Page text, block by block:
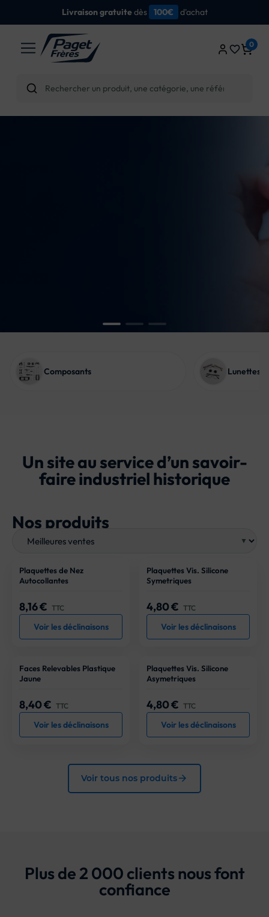
Livraison gratuitedès 100€ d'achat
0
favorite_border
COMMANDE
Toute commande passée
Composants Lunettes/
Un site au service d’un savoir-
faire industriel historique
Nos produits
Plaquettes de Nez
Autocollantes
Prix
8,16 € TTC
Voir les déclinaisons
Plaquettes Vis. Silicone
Symetriques
Prix
4,80 € TTC
Voir les déclinaisons
Faces Relevables Plastique
Jaune
Prix
8,40 € TTC
Voir les déclinaisons
Plaquettes Vis. Silicone
Asymetriques
Prix
4,80 € TTC
Voir les déclinaisons
Voir tous nos produitsarrow_forward
Plus de 2 000 clients nous font
confiance